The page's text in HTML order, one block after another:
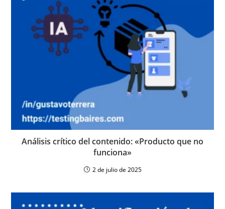
Análisis crítico del contenido: «Producto que no
funciona»
2 de julio de 2025